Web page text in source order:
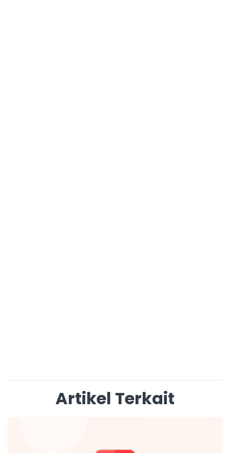
Artikel Terkait